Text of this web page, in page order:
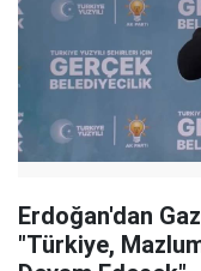
Erdoğan'dan
"Türkiye,